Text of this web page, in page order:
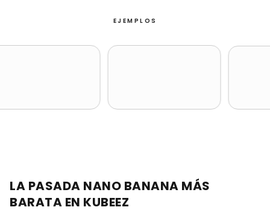
EJEMPLOS
LA PASADA NANO BANANA MÁS
BARATA EN KUBEEZ